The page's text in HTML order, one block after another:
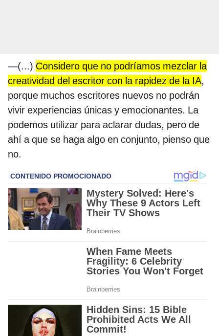
—(...) Considero que no podríamos mezclar la
creatividad del escritor con la rapidez de la IA,
porque muchos escritores nuevos no podrán
vivir experiencias únicas y emocionantes. La
podemos utilizar para aclarar dudas, pero de
ahí a que se haga algo en conjunto, pienso que
no.